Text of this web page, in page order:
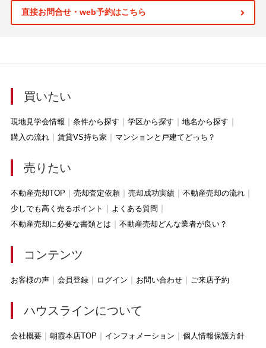
直接お問合せ・web予約はこちら
買いたい
現地見学会情報 条件から探す 学区から探す
地名から探す
購入の流れ
賃貸VS持ち家 マンションと戸建てどっち？
売りたい
不動産売却TOP 売却査定依頼 売却成功実績
不動産売却の流れ
少しでも高く売るポイント
よくある質問
不動産売却に必要な書類とは
不動産売却どんな業者が良い？
コンテンツ
お客様の声 会員登録 ログイン お問い合わせ ご来店予約
ハウスラインについて
会社概要 朝霞本店TOP インフォメーション 個人情報保護方針